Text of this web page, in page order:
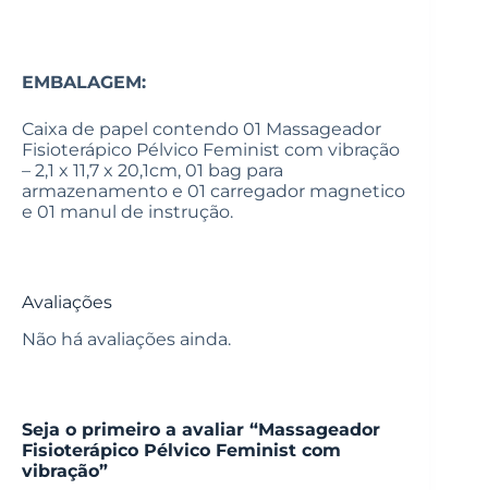
EMBALAGEM:
Caixa de papel contendo 01 Massageador
Fisioterápico Pélvico Feminist com vibração
– 2,1 x 11,7 x 20,1cm, 01 bag para
armazenamento e 01 carregador magnetico
e 01 manul de instrução.
Avaliações
Não há avaliações ainda.
Seja o primeiro a avaliar “Massageador
Fisioterápico Pélvico Feminist com
vibração”